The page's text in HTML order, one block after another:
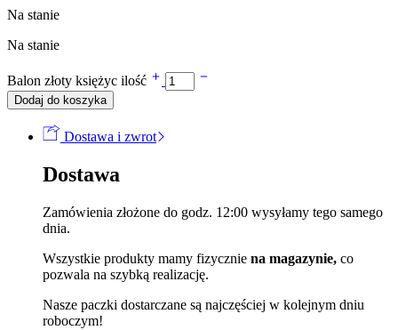
Na stanie
Na stanie
Balon złoty księżyc ilość
Dodaj do koszyka
Dostawa i zwrot
Dostawa
Zamówienia złożone do godz. 12:00 wysyłamy tego samego
dnia.
Wszystkie produkty mamy fizycznie na magazynie, co
pozwala na szybką realizację.
Nasze paczki dostarczane są najczęściej w kolejnym dniu
roboczym!